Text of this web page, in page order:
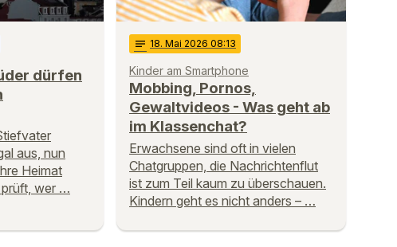
dürfen
aus, nun
Heimat
prüft, wer …
notes 18. Mai 2026 08:13
Kinder am Smartphone
Mobbing, Pornos,
Gewaltvideos - Was geht ab
im Klassenchat?
Erwachsene sind oft in vielen
Chatgruppen, die Nachrichtenflut
ist zum Teil kaum zu überschauen.
Kindern geht es nicht anders – …